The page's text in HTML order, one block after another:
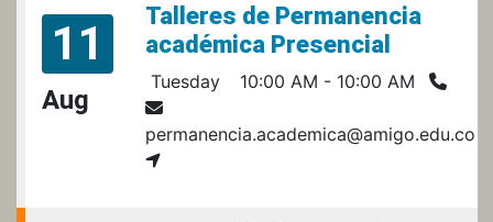
11
Aug
Talleres de Permanencia
académica Presencial
Tuesday 10:00 AM - 10:00 AM
permanencia.academica@amigo.edu.co